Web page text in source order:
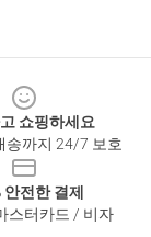
쇼핑하세요
송까지 24/7 보호
안전한 결제
스터카드 / 비자